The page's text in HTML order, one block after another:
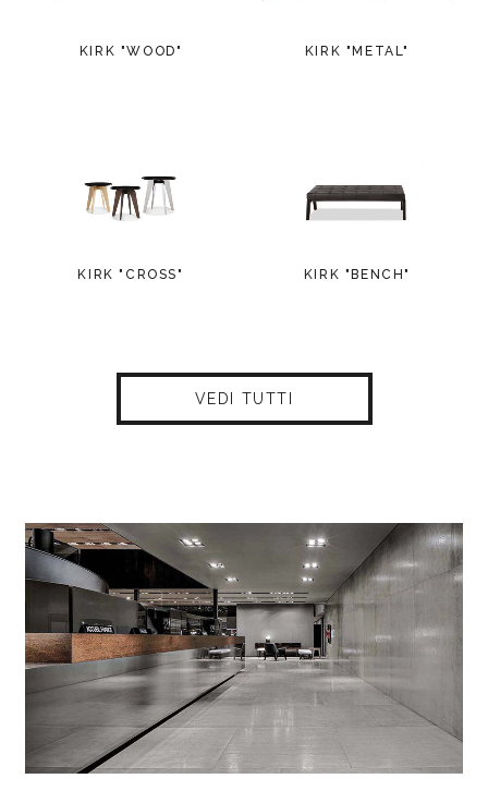
KIRK "WOOD" KIRK "METAL"
KIRK "CROSS" KIRK "BENCH"
VEDI TUTTI